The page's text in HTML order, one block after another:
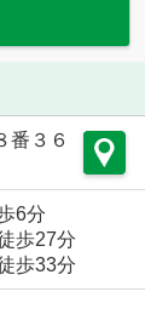
番３６
6分
歩27分
歩33分